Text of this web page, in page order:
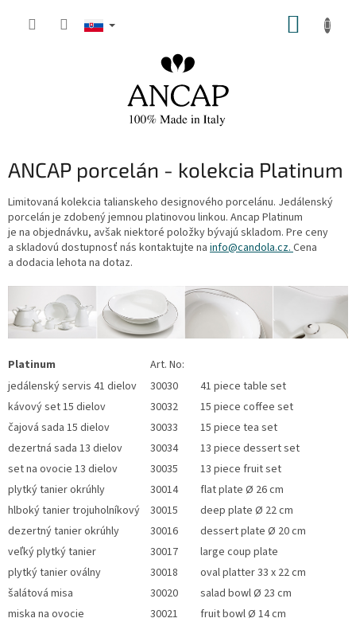
ANCAP porcelán - kolekcia Platinum
Limitovaná kolekcia talianskeho designového porcelánu. Jedálenský
porcelán je zdobený jemnou platinovou linkou. Ancap Platinum
je na objednávku, avšak niektoré položky bývajú skladom. Pre ceny
a skladovú dostupnosť nás kontaktujte na info@candola.cz. Cena
a dodacia lehota na dotaz.
Platinum
Art. No:
jedálenský servis 41 dielov
30030
41 piece table set
kávový set 15 dielov
30032
15 piece coffee set
čajová sada 15 dielov
30033
15 piece tea set
dezertná sada 13 dielov
30034
13 piece dessert set
set na ovocie 13 dielov
30035
13 piece fruit set
plytký tanier okrúhly
30014
flat plate Ø 26 cm
hlboký tanier trojuholníkový
30015
deep plate Ø 22 cm
dezertný tanier okrúhly
30016
dessert plate Ø 20 cm
veľký plytký tanier
30017
large coup plate
plytký tanier oválny
30018
oval platter 33 x 22 cm
šalátová misa
30020
salad bowl Ø 23 cm
miska na ovocie
30021 fruit bowlØ 14 cm